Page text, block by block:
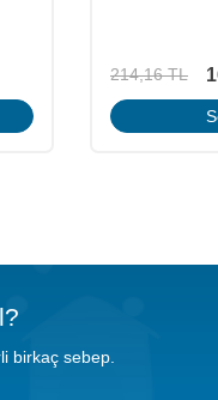
162,37TL
birkaç sebep.